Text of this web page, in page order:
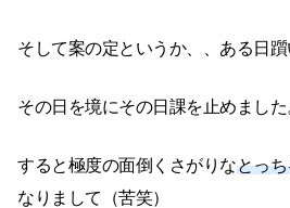
そして案の定というか、、ある日躓
その日を境にその日課を止めました
すると極度の面倒くさがりなとっ
なりまして（苦笑）